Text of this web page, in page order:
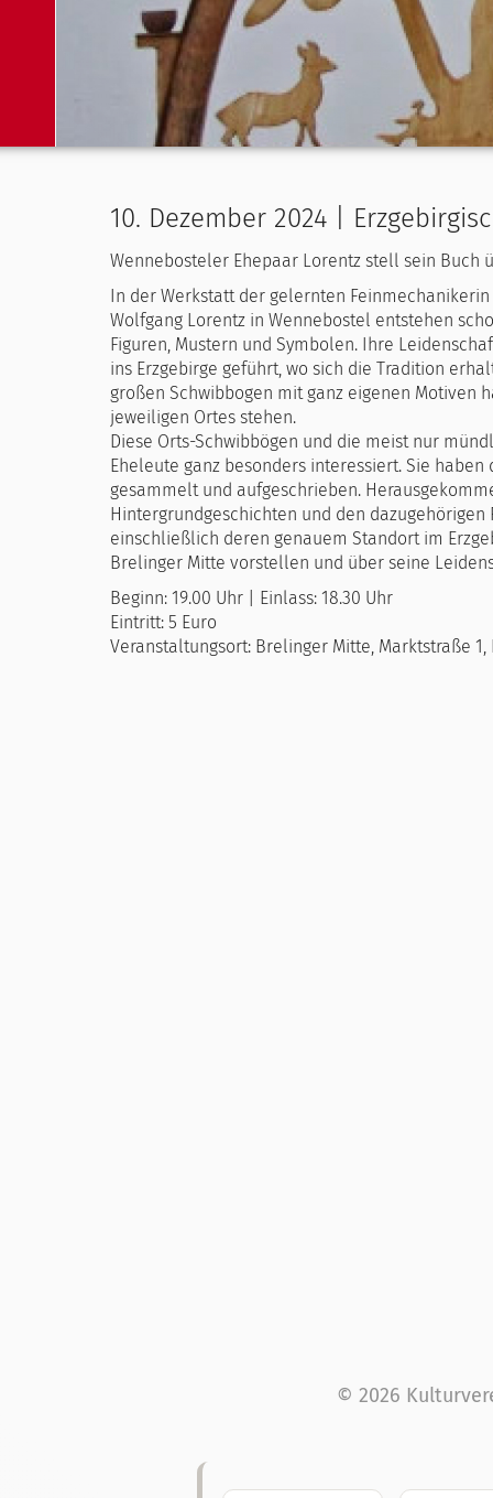
10. Dezember 2024 |
Wennebosteler Ehepaar Lorentz stell sein Buch
In der Werkstatt der gelernten
Wolfgang Lorentz in Wennebostel entstehen
Figuren, Mustern und Symbolen. Ihre
ins Erzgebirge geführt, wo sich die Tradition
großen Schwibbogen mit ganz eigenen Motiven
jeweiligen Ortes stehen.
Diese Orts-Schwibbögen und die meist nur
Eheleute ganz besonders interessiert. Sie
gesammelt und aufgeschrieben.
Hintergrundgeschichten und den dazugehörigen
einschließlich deren genauem Standort im
Brelinger Mitte vorstellen und über seine
Beginn: 19.00 Uhr | Einlass: 18.30 Uhr
Eintritt: 5 Euro
Veranstaltungsort: Brelinger Mitte, Marktstraße
© 2026